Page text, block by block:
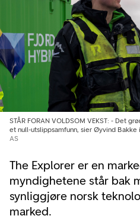
The Explorer er en
myndighetene står bak
synliggjøre norsk
marked.
STÅR FORAN VOLDSOM VEKST: - Det
et null-utslippsamfunn, sier Øyvind Bakke
AS